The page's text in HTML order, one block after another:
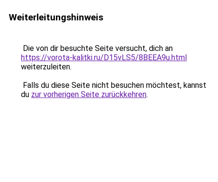
Weiterleitungshinweis
Die von dir besuchte Seite versucht, dich an
https://vorota-kalitki.ru/D15vLS5/8BEEA9u.html
weiterzuleiten.
Falls du diese Seite nicht besuchen möchtest, kannst
du zur vorherigen Seite zurückkehren.